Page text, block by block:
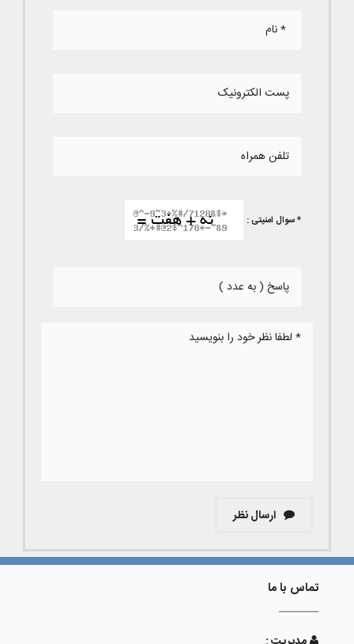
* سوال امنیتی :
ارسال نظر
تماس با ما